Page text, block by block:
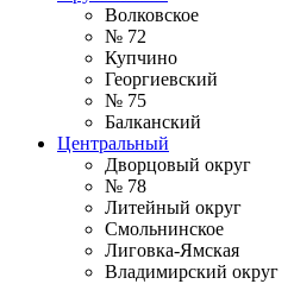
Волковское
№ 72
Купчино
Георгиевский
№ 75
Балканский
Центральный
Дворцовый округ
№ 78
Литейный округ
Смольнинское
Лиговка-Ямская
Владимирский округ